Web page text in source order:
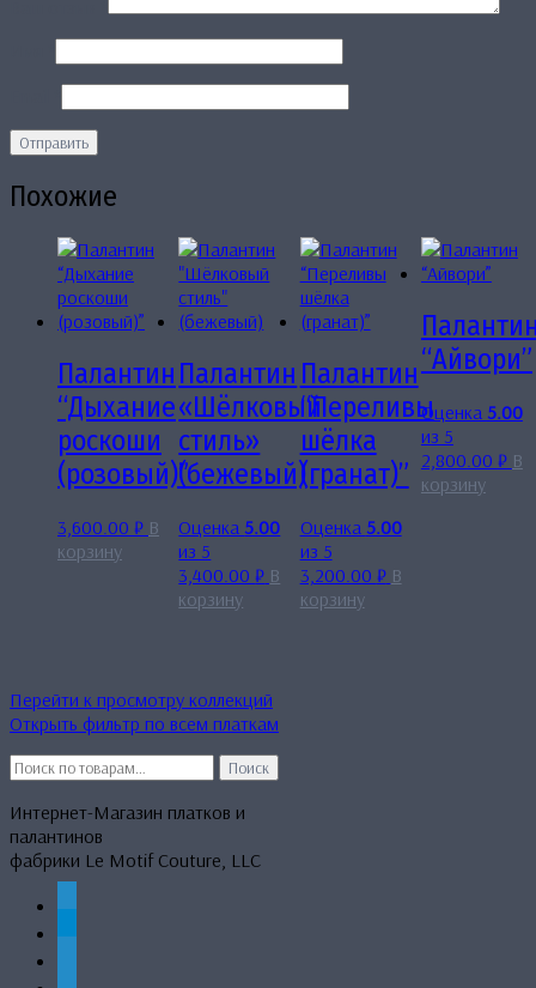
Похожие
Палантин
“Дыхание
роскоши
(розовый)”
3,600.00 ₽ В
корзину
Палантин
«Шёлковый
стиль»
(бежевый)
Оценка 5.00
из 5
3,400.00₽ В
корзину
Палантин
“Переливы
шёлка
(гранат)”
Оценка 5.00
из 5
3,200.00 ₽ В
корзину
“Айвори”
Оценка 5.00
из 5
2,800.00 ₽ В
корзину
Перейти к просмотру коллекций
Открыть фильтр по всем платкам
Искать:
Поиск
Интернет-Магазин платков и
палантинов
фабрики Le Motif Couture, LLC